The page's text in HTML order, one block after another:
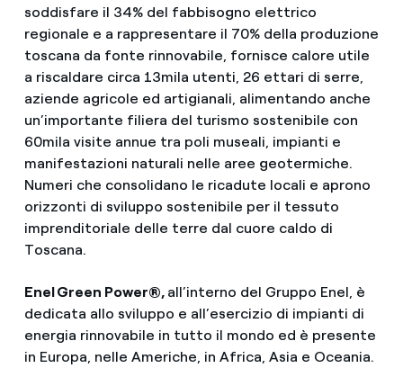
soddisfare il 34% del fabbisogno elettrico
regionale e a rappresentare il 70% della produzione
toscana da fonte rinnovabile, fornisce calore utile
a riscaldare circa 13mila utenti, 26 ettari di serre,
aziende agricole ed artigianali, alimentando anche
un’importante filiera del turismo sostenibile con
60mila visite annue tra poli museali, impianti e
manifestazioni naturali nelle aree geotermiche.
Numeri che consolidano le ricadute locali e aprono
orizzonti di sviluppo sostenibile per il tessuto
imprenditoriale delle terre dal cuore caldo di
Toscana.
Enel Green Power®, all’interno del Gruppo Enel, è
dedicata allo sviluppo e all’esercizio di impianti di
energia rinnovabile in tutto il mondo ed è presente
in Europa, nelle Americhe, in Africa, Asia e Oceania.